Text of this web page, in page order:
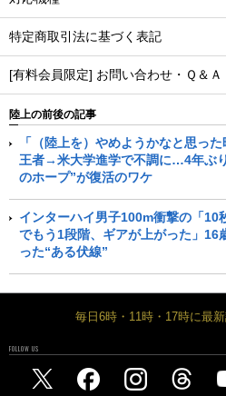
特定商取引法に基づく表記
[有料会員限定] お問い合わせ・Ｑ＆Ａ
陸上の前後の記事
「（陸上を）やめようかなと思っ
王者→米大学進学で不調に…4年ぶ
のホープ”が復活のワケ
インターハイ男子100m衝撃の「10
でもう1段階、ギアが上がった」16
った“ある伏線”
毎日6時・11時・17時に最
FOLLOW US